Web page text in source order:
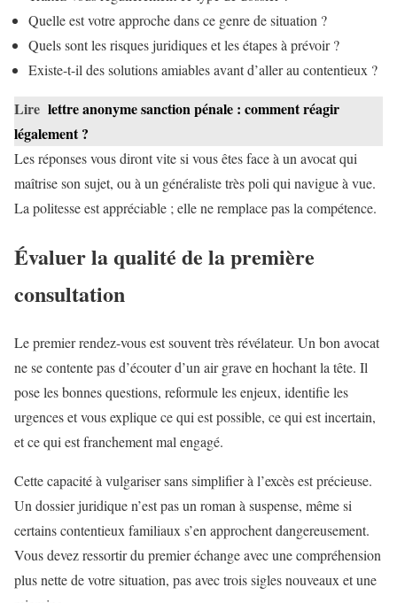
Quelle est votre approche dans ce genre de situation ?
Quels sont les risques juridiques et les étapes à prévoir ?
Existe-t-il des solutions amiables avant d’aller au contentieux ?
Lire lettre anonyme sanction pénale : comment réagir
légalement ?
Les réponses vous diront vite si vous êtes face à un avocat qui
maîtrise son sujet, ou à un généraliste très poli qui navigue à vue.
La politesse est appréciable ; elle ne remplace pas la compétence.
Évaluer la qualité de la première
consultation
Le premier rendez-vous est souvent très révélateur. Un bon avocat
ne se contente pas d’écouter d’un air grave en hochant la tête. Il
pose les bonnes questions, reformule les enjeux, identifie les
urgences et vous explique ce qui est possible, ce qui est incertain,
et ce qui est franchement mal engagé.
Cette capacité à vulgariser sans simplifier à l’excès est précieuse.
Un dossier juridique n’est pas un roman à suspense, même si
certains contentieux familiaux s’en approchent dangereusement.
Vous devez ressortir du premier échange avec une compréhension
plus nette de votre situation, pas avec trois sigles nouveaux et une